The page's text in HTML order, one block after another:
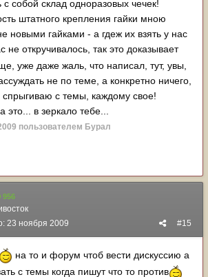
с собой склад одноразовых чечек!
штатного крепления гайки мною
новыми гайками - а гдеж их взять у нас
не откручивалось, так это доказывает
уже даже жаль, что написал, тут, увы,
не по теме, а конкретно ничего,
с темы, каждому свое!
это... в зеркало тебе...
пользователем Бурал
956
#15
23 ноября 2009
на то и форум чтоб вести дискуссию а
с темы когда пишут что то против